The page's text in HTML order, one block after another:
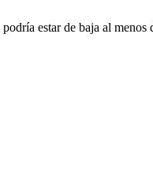
estar de baja al menos